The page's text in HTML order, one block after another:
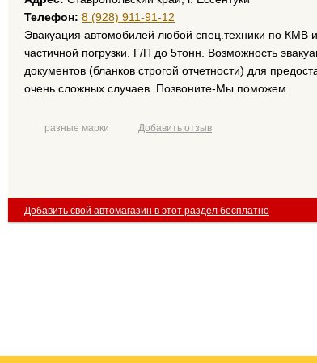
Телефон: 8 (928) 911-91-12
Эвакуация автомобилей любой спец.техники по КМВ
частичной погрузки. Г/П до 5тонн. Возможность
документов (бланков строгой отчетности) для
очень сложных случаев. Позвоните-Мы поможем.
разные марки Добавить отзыв
Добавить свой автомагазин в этот раздел бесплатно